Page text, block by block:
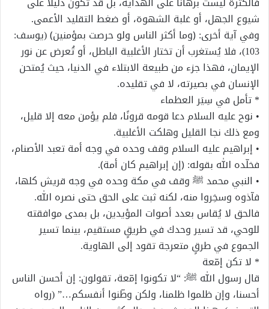
شيوع الجهل، أو غلبة الشهوة، أو ضغط التقليد الأعمى.
وفي آية أخرى: ﴿وما أكثر الناس ولو حرصت بمؤمنين﴾ (يوسف:
103)، فلا يُستغرب أن تختار الأغلبية الباطل، أو تُعرض عن نور
الإيمان، فهذا جزء من طبيعة الابتلاء في الدنيا، حيث يُمتحن
الإنسان في بصيرته، لا في تقليده.
* تأمل في سِيَر العظماء
• نوح عليه السلام دعا قومه قرونًا، فلم يؤمن معه إلا قليل،
ومع ذلك نجا القليل وهلكت الأغلبية.
• إبراهيم عليه السلام وقف وحده في وجه أمة تعبد الأصنام،
فخلّده الله بقوله: ﴿إن إبراهيم كان أمة﴾.
• النبي محمد ﷺ وقف في مكة وحده في وجه قريش كلها،
فآذوه وسخِروا منه، لكنه ثبت على الحق حتى نصره الله.
فالحق لا يُقاس بعدد أصوات المؤيدين، بل بمدى موافقته
للوحي، قد تسير وحدك في طريقٍ مستقيم، بينما تسير
الجموع في طرقٍ متعرجة تقود إلى الهاوية.
* لا تكن إمّعة
قال رسول الله ﷺ: “لا تكونوا إمّعة، تقولون: إن أحسن الناس
أحسنا، وإن ظلموا ظلمنا، ولكن وطّنوا أنفسكم…” (رواه